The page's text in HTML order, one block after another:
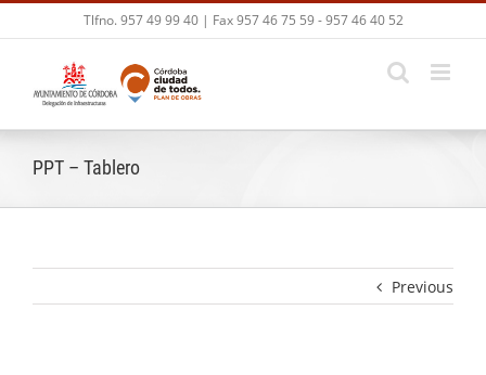
to
Tlfno. 957 49 99 40 | Fax 957 46 75 59 - 957 46 40 52
PPT – Tablero
Previous